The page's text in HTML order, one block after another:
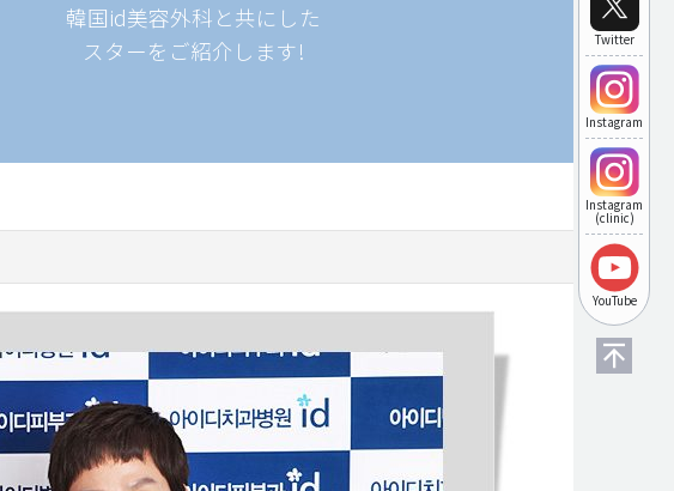
Twitter
Instagram
Instagram
(clinic)
YouTube
韓国id美容外科と共にした
スターをご紹介します!